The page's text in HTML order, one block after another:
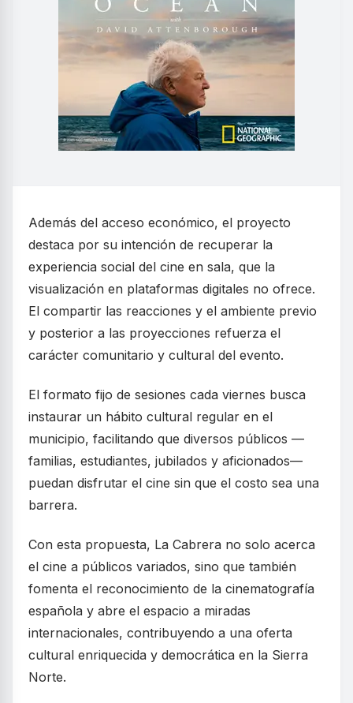
Además del acceso económico, el proyecto
destaca por su intención de recuperar la
experiencia social del cine en sala, que la
visualización en plataformas digitales no ofrece.
El compartir las reacciones y el ambiente previo
y posterior a las proyecciones refuerza el
carácter comunitario y cultural del evento.
El formato fijo de sesiones cada viernes busca
instaurar un hábito cultural regular en el
municipio, facilitando que diversos públicos —
familias, estudiantes, jubilados y aficionados—
puedan disfrutar el cine sin que el costo sea una
barrera.
Con esta propuesta, La Cabrera no solo acerca
el cine a públicos variados, sino que también
fomenta el reconocimiento de la cinematografía
española y abre el espacio a miradas
internacionales, contribuyendo a una oferta
cultural enriquecida y democrática en la Sierra
Norte.